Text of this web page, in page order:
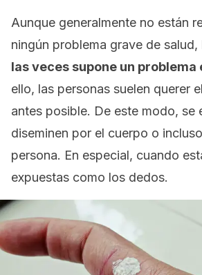
Aunque generalmente no están
ningún problema grave de salud,
las veces supone un problema
ello, las personas suelen querer
antes posible. De este modo, se
diseminen por el cuerpo o
persona. En especial, cuando
expuestas como los dedos.